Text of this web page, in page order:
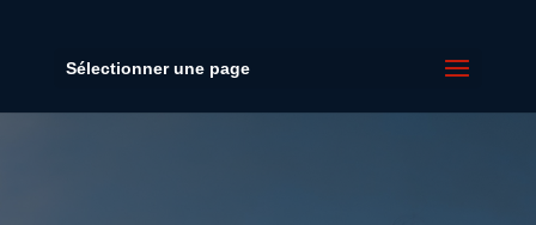
Sélectionner une page